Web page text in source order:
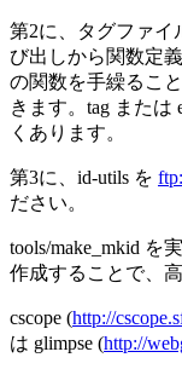
第2に、タグファイ
び出しから関数定
の関数を手繰るこ
きます。tag または
くあります。
第3に、id-utils を
ださい。
tools/make_mkid を
作成することで、
cscope (http://
は glimpse (http://